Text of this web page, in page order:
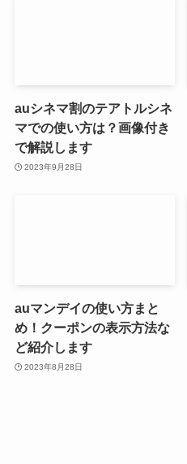
auシネマ割のテアトルシネ
マでの使い方は？画像付き
で解説します
2023年9月28日
auマンデイの使い方まと
め！クーポンの表示方法な
ど紹介します
2023年8月28日